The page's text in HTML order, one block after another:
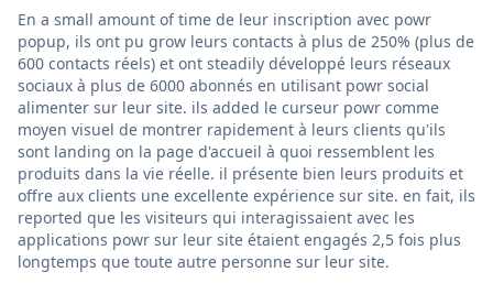
En a small amount of time de leur inscription avec powr
popup, ils ont pu grow leurs contacts à plus de 250% (plus de
600 contacts réels) et ont steadily développé leurs réseaux
sociaux à plus de 6000 abonnés en utilisant powr social
alimenter sur leur site. ils added le curseur powr comme
moyen visuel de montrer rapidement à leurs clients qu'ils
sont landing on la page d'accueil à quoi ressemblent les
produits dans la vie réelle. il présente bien leurs produits et
offre aux clients une excellente expérience sur site. en fait, ils
reported que les visiteurs qui interagissaient avec les
applications powr sur leur site étaient engagés 2,5 fois plus
longtemps que toute autre personne sur leur site.